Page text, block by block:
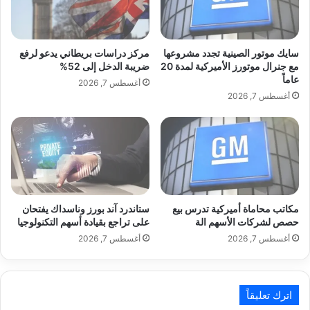
على آيفون 18 برو وآيفون 18 برو ماكس إضافة
إلى هاتف آيفون فولد القابل للطي.
هذا القرار، إن صح، يعني أن آيفون 18 برو
ماكس سيكون الخيار الأقل سعرًا بين هواتف
“أبل” الجديدة لهذا العام، في سيناريو غير
مسبوق.
اقرأ أيضًا:
سايك موتور الصينية تجدد
مشروعها مع جنرال موتورز الأميركية لمدة
ل
ا
و
ر
ة
ل
ى
ل
م
س
ت
ه
ل
ل
م
س
ب
ق
و
ب
ء
ب
ع
ل
ه
و
ت
ف
سايك موتور الصينية تجدد مشروعها
مع جنرال موتورز الأميركية لمدة 20
عاماً
أغسطس 7, 2026
مركز دراسات بريطاني يدعو لرفع
ضريبة الدخل إلى 52%
أغسطس 7, 2026
مكاتب محاماة أميركية تدرس بيع
حصص لشركات الأسهم الة
أغسطس 7, 2026
ستاندرد آند بورز وناسداك يفتحان
على تراجع بقيادة أسهم التكنولوجيا
أغسطس 7, 2026
اترك تعليقاً